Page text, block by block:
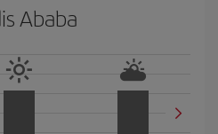
Ababa